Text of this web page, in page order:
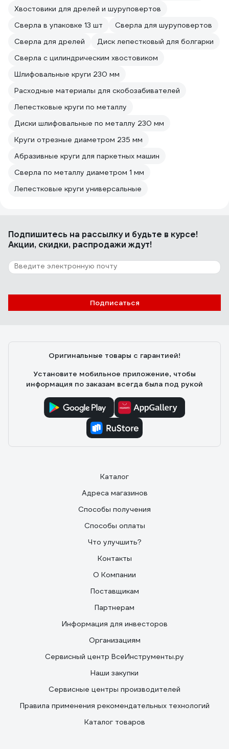
Хвостовики для дрелей и шуруповертов
Сверла в упаковке 13 шт
Сверла для шуруповертов
Сверла для дрелей
Диск лепестковый для болгарки
Сверла с цилиндрическим хвостовиком
Шлифовальные круги 230 мм
Расходные материалы для скобозабивателей
Лепестковые круги по металлу
Диски шлифовальные по металлу 230 мм
Круги отрезные диаметром 235 мм
Абразивные круги для паркетных машин
Сверла по металлу диаметром 1 мм
Лепестковые круги универсальные
Подпишитесь на рассылкуи будьте в курсе!
Акции, скидки, распродажи ждут!
Подписаться
Оригинальные товары с гарантией!
Установите мобильное приложение, чтобы
информация по заказам всегда была под рукой
Каталог
Адреса магазинов
Способы получения
Способы оплаты
Что улучшить?
Контакты
О Компании
Поставщикам
Партнерам
Информация для инвесторов
Организациям
Сервисный центр ВсеИнструменты.ру
Наши закупки
Сервисные центры производителей
Правила применения рекомендательных технологий
Каталог товаров